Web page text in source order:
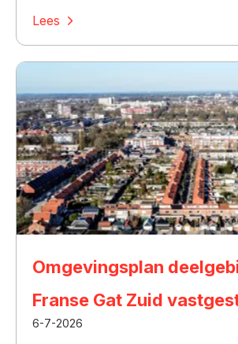
Lees
Omgevingsplan
Franse Gat Zuid
6-7-2026